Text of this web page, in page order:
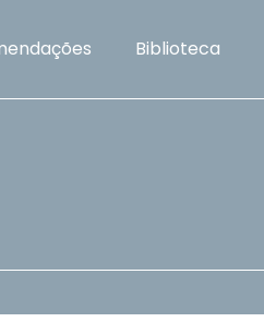
Biblioteca